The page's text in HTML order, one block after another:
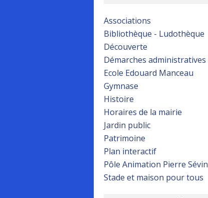
Associations
Bibliothèque - Ludothèque
Découverte
Démarches administratives
Ecole Edouard Manceau
Gymnase
Histoire
Horaires de la mairie
Jardin public
Patrimoine
Plan interactif
Pôle Animation Pierre Sévin
Stade et maison pour tous